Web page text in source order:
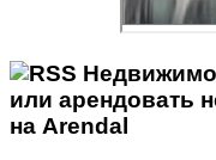
или арендовать
на Arendal